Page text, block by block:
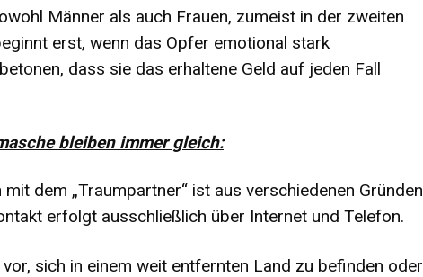
Männer als auch Frauen, zumeist in der zweiten
erst, wenn das Opfer emotional stark
dass sie das erhaltene Geld auf jeden Fall
bleiben immer gleich:
dem „Traumpartner“ ist aus verschiedenen Gründen
erfolgt ausschließlich über Internet und Telefon.
sich in einem weit entfernten Land zu befinden oder